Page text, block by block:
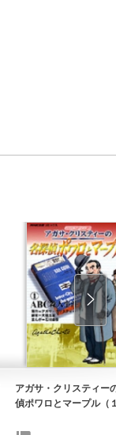
アガサ・クリスティー
偵ポワロとマープル（